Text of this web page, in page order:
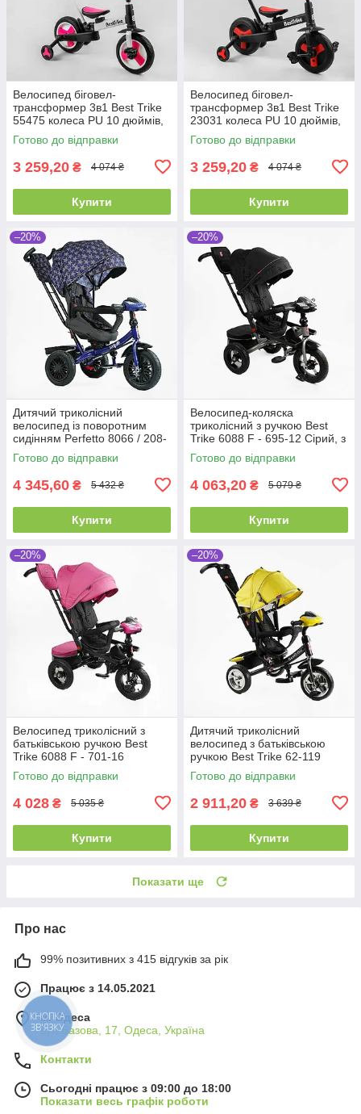
Велосипед біговел-
трансформер 3в1 Best Trike
55475 колеса PU 10 дюймів,
з батьківською ручкою, знімні
педалі
Готово до відправки
3 259,20 ₴ 4 074 ₴
Купити
Велосипед біговел-
трансформер 3в1 Best Trike
23031 колеса PU 10 дюймів,
з батьківською ручкою, знімні
педалі
Готово до відправки
3 259,20 ₴ 4 074 ₴
Купити
–20%
Дитячий триколісний
велосипед із поворотним
сидінням Perfetto 8066 / 208-
23, з надувними колесами
Готово до відправки
4 345,60 ₴ 5 432 ₴
Купити
–20%
Велосипед-коляска
триколісний з ручкою Best
Trike 6088 F - 695-12 Сірий, з
поворотним сидінням
Готово до відправки
4 063,20 ₴ 5 079 ₴
Купити
–20%
Велосипед триколісний з
батьківською ручкою Best
Trike 6088 F - 701-16
Рожевий, з поворотним
сидінням
Готово до відправки
4 028 ₴ 5 035 ₴
Купити
–20%
Дитячий триколісний
велосипед з батьківською
ручкою Best Trike 62-119
Жовтий, колеса ПЕНА, фара,
USB,
Готово до відправки
2 911,20 ₴ 3 639 ₴
Купити
Показати ще
Про нас
99% позитивних з 415 відгуків за рік
Працює з 14.05.2021
м. Одеса
вул.Базова, 17, Одеса, Україна
Контакти
Сьогодні працює з 09:00 до 18:00
Показати весь графік роботи
КНОПКА
ЗВ'ЯЗКУ